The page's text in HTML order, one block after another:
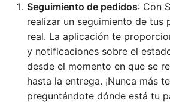
Seguimiento de pedidos: Con
realizar un seguimiento de tus
real. La aplicación te
y notificaciones sobre el
desde el momento en que se
hasta la entrega. ¡Nunca más
preguntándote dónde está tu